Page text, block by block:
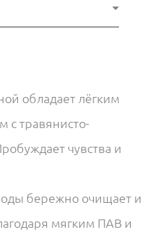
обладает лёгким
травянисто-
чувства и
бережно очищает и
мягким ПАВ и